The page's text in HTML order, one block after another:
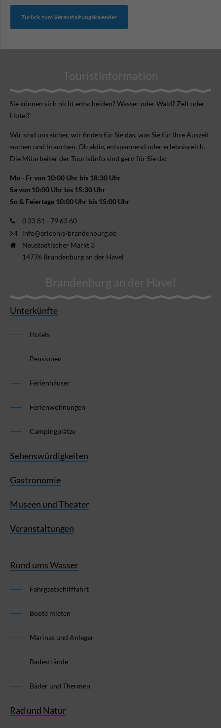
Zurück zum Veranstaltungskalender
Touristinformation
Sie können sich nicht ent­scheiden? Wasser oder Wald? Zelt oder
Hotel?
Wir sind uns sicher, wir finden für Sie das, was Sie für Ihre Aus­zeit
suchen und brauchen. Ob aktiv, ent­spannend oder erlebnis­reich.
Die Mitarbeiter der Touristinfo sind gern für Sie da:
Mo - Fr von 10:00 Uhr bis 18:30 Uhr
Sa von 10:00 Uhr bis 15:30 Uhr
So & Feiertage 10:00 Uhr bis 15:00 Uhr
0 33 81 - 79 63 60
info@erlebnis-brandenburg.de
Neustädtischer Markt 3
14776 Brandenburg an der Havel
Brandenburg an der Havel
Unterkünfte
Hotels
Pensionen
Ferienhäuser
Ferienwohnungen
Campingplätze
Sehenswürdigkeiten
Gastronomie
Museen und Theater
Veranstaltungen
Rund ums Wasser
Fahrgastschifffahrt
Boote mieten
Marinas und Anleger
Badestrände
Bäder und Thermen
Rad und Natur